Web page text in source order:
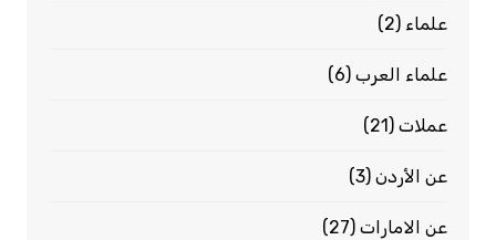
علماء (2)
علماء العرب(6)
عملات(21)
عن الأردن(3)
عن الامارات(27)